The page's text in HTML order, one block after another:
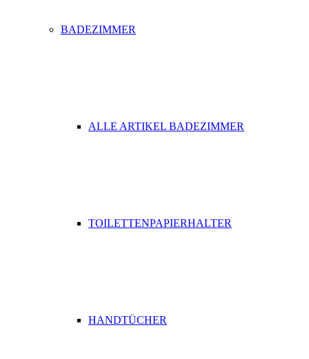
BADEZIMMER
ALLE ARTIKEL BADEZIMMER
TOILETTENPAPIERHALTER
HANDTÜCHER